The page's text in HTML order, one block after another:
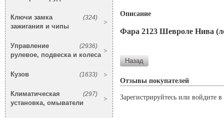
(324)
Ключи замка
зажигания и чипы
(2936)
Управление
рулевое, подвеска и колеса
(1633)
Кузов
(297)
Климатическая
установка, омыватели
Описание
Фара 2123 Шевроле Нива
Отзывы покупателей
Зарегистрируйтесь или войдите